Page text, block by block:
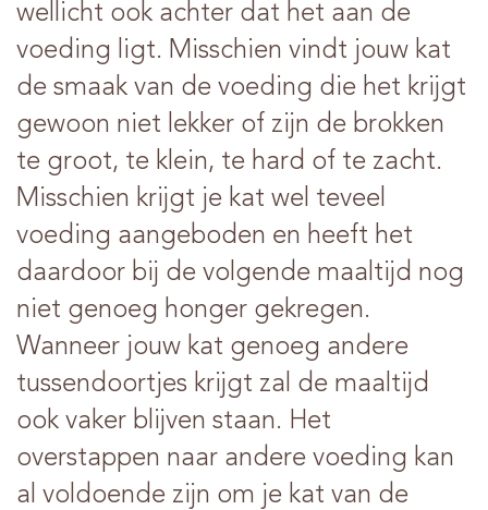
wellicht ook achter dat het aan de
voeding ligt. Misschien vindt jouw kat
de smaak van de voeding die het krijgt
gewoon niet lekker of zijn de brokken
te groot, te klein, te hard of te zacht.
Misschien krijgt je kat wel teveel
voeding aangeboden en heeft het
daardoor bij de volgende maaltijd nog
niet genoeg honger gekregen.
Wanneer jouw kat genoeg andere
tussendoortjes krijgt zal de maaltijd
ook vaker blijven staan. Het
overstappen naar andere voeding kan
al voldoende zijn om je kat van de